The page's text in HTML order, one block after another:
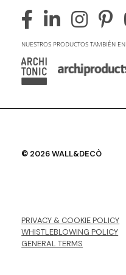
NUESTROS PRODUCTOS TAMBIÉN EN
© 2026 WALL&DECÒ
PRIVACY & COOKIE POLICY
WHISTLEBLOWING POLICY
GENERAL TERMS